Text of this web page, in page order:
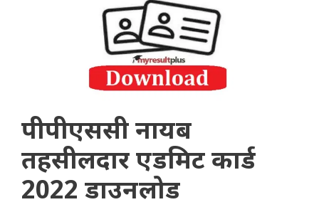
पीपीएससी नायब
तहसीलदार एडमिट कार्ड
2022 डाउनलोड